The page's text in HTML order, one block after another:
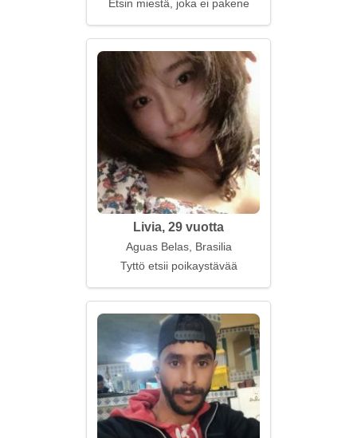
Etsin miestä, joka ei pakene
Livia, 29 vuotta
Aguas Belas, Brasilia
Tyttö etsii poikaystävää